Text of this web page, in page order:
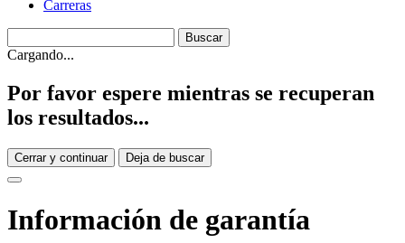
Carreras
Cargando...
Por favor espere mientras se recuperan
los resultados...
Cerrar y continuar Deja de buscar
Información de garantía